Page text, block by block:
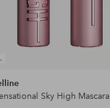
Sky High Mascara